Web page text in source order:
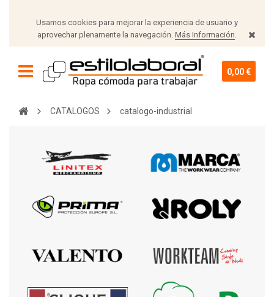
Usamos cookies para mejorar la experiencia de usuario y
aprovechar plenamente la navegación. Más Información.
0,00 €
CATALOGOS catalogo-industrial